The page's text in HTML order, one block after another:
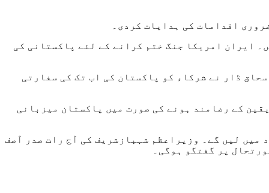
اقدامات کی ہدایات کردی۔
ایران امریکا جنگ ختم کرانے کے لئے پاکستانی کی
ڈار نے شرکاء کو پاکستان کی اب تک کی سفارتی
کے رضامند ہونے کی صورت میں پاکستان میزبانی
میں لیں گے۔ وزیراعظم شہبازشریف کی آج رات صدر آصف
پر گفتگو ہوگی۔